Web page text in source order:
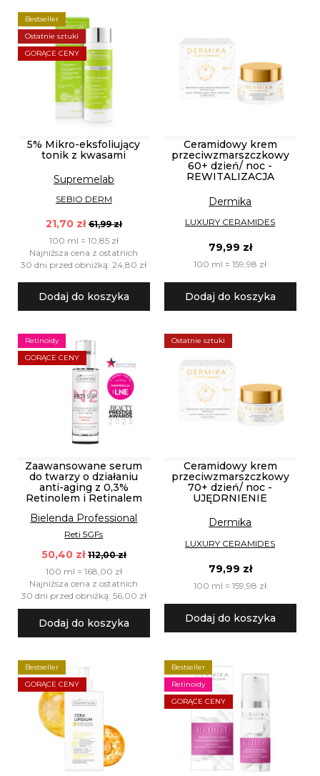
Bestseller
Ostatnie sztuki
GORĄCE CENY
5% Mikro-eksfoliujący
tonik z kwasami
Supremelab
SEBIO DERM
21,70 zł 61,99 zł
100 ml = 10,85 zł
Najniższa cena z ostatnich
30 dni przed obniżką: 24,80 zł
Dodaj do koszyka
Ceramidowy krem
przeciwzmarszczkowy
60+ dzień/ noc -
REWITALIZACJA
Dermika
LUXURY CERAMIDES
79,99 zł
100 ml = 159,98 zł
Dodaj do koszyka
Retinoidy
GORĄCE CENY
Zaawansowane serum
do twarzy o działaniu
anti-aging z 0,3%
Retinolem i Retinalem
Bielenda Professional
Reti 5GFs
50,40 zł 112,00 zł
100 ml = 168,00 zł
Najniższa cena z ostatnich
30 dni przed obniżką: 56,00 zł
Dodaj do koszyka
Ostatnie sztuki
Ceramidowy krem
przeciwzmarszczkowy
70+ dzień/ noc -
UJĘDRNIENIE
Dermika
LUXURY CERAMIDES
79,99 zł
100 ml = 159,98 zł
Dodaj do koszyka
Bestseller
GORĄCE CENY
Bestseller
Retinoidy
GORĄCE CENY